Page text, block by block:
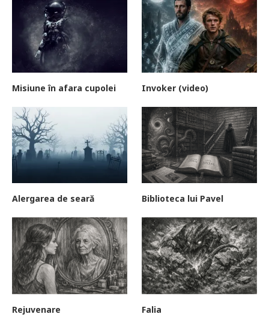
Misiune în afara cupolei Invoker (video)
Alergarea de seară Biblioteca lui Pavel
Rejuvenare Falia